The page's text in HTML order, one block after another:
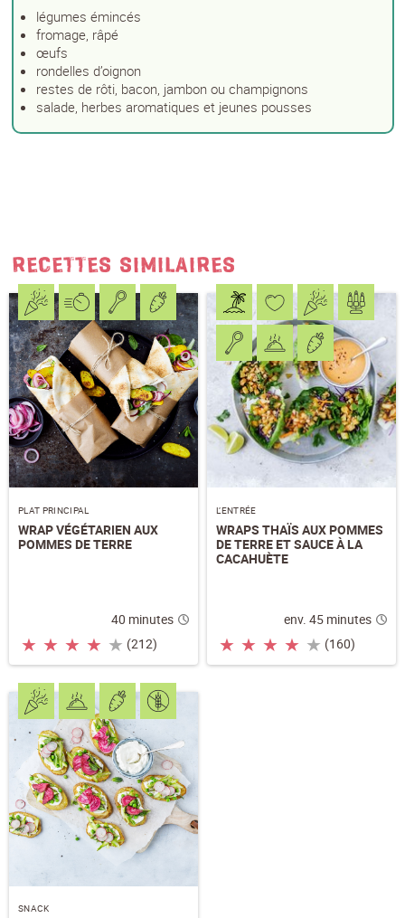
légumes émincés
fromage, râpé
œufs
rondelles d’oignon
restes de rôti, bacon, jambon ou champignons
salade, herbes aromatiques et jeunes pousses
RECETTES SIMILAIRES
PLAT PRINCIPAL
WRAP VÉGÉTARIEN AUX
POMMES DE TERRE
40 minutes
★ ★ ★ ★ ★ (212)
L’ENTRÉE
WRAPS THAÏS AUX POMMES
DE TERRE ET SAUCE À LA
CACAHUÈTE
env. 45 minutes
★ ★ ★ ★ ★ (160)
SNACK
*
S'ABONNER AU NEWSLETTER